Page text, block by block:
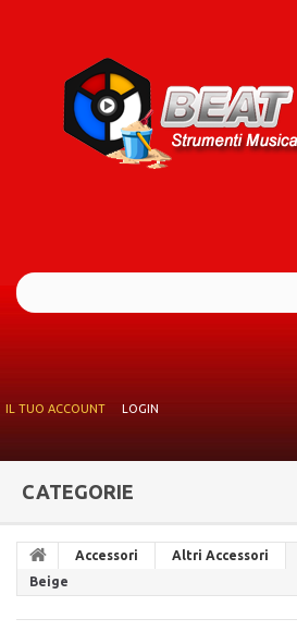
IL TUO ACCOUNT
LOGIN
CATEGORIE
Accessori Altri Accessori
Beige